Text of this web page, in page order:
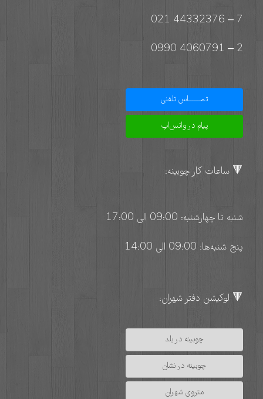
7 – 44332376 021
2 – 4060791 0990
تمـــــــاس تلفنی
پیام در واتس‌اپ
🔻 ساعات کار چوبینه:
شنبه تا چهارشنبه: 09:00 الی 17:00
پنج شنبه‌ها: 09:00 الی 14:00
🔻 لوکیشن دفتر شهران:
چوبینه در بلد
چوبینه در نشان
متروی شهران